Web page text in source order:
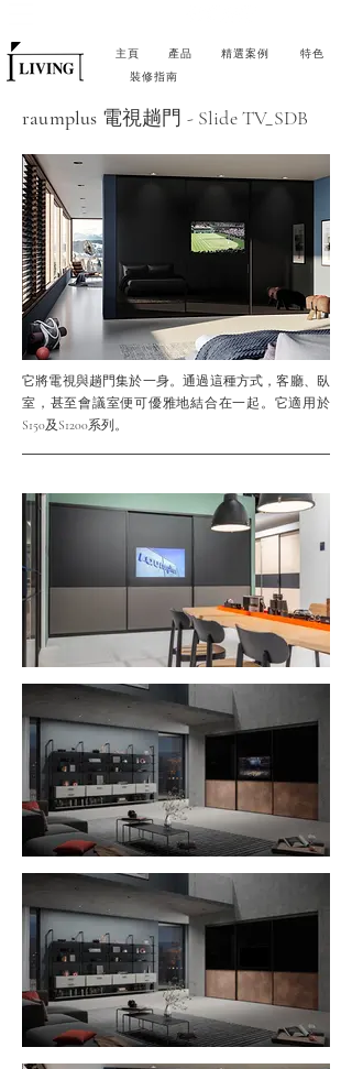
主頁 產品 精選案例
特色
裝修指南
raumplus 電視趟門 - Slide TV_SDB
它將電視與趟門集於一身。通過這種方式，客廳、臥
室，甚至會議室便可優雅地結合在一起。它適用於
S150及S1200系列 。